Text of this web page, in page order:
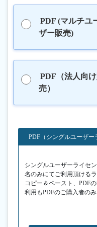
PDF (マルチユ
ザー販売)
PDF（法人向
売）
PDF（シングルユーザー
シングルユーザーライセ
名のみにてご利用頂ける
コピー＆ペースト、PDF
利用もPDFのご購入者のみ